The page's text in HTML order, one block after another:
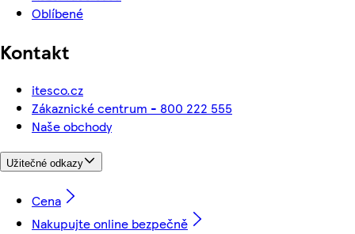
Oblíbené
Kontakt
itesco.cz
Zákaznické centrum - 800 222 555
Naše obchody
Užitečné odkazy
Cena
Nakupujte online bezpečně